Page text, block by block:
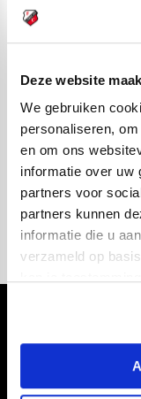
Deze website
We gebruiken
personaliseren,
en om ons
informatie over uw
partners voor
partners kunnen
informatie die u
verzameld op
03fotos